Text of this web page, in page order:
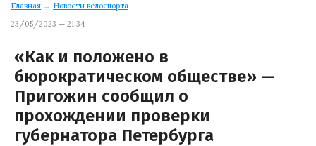
Главная → Новости велоспорта
23/05/2023 — 21:34
«Как и положено в
бюрократическом обществе» —
Пригожин сообщил о
прохождении проверки
губернатора Петербурга